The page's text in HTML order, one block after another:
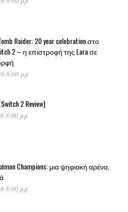
Raider: 20 year celebration στο
2 – η επιστροφή της Lara σε
8:00 μμ
2 Review]
8:00 μμ
Champions: μια ψηφιακή αρένα,
8:00 μμ